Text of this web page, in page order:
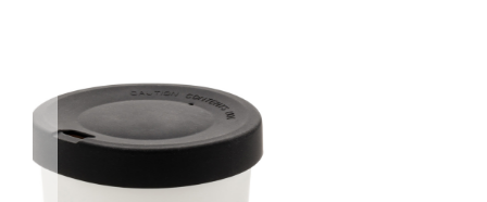
Escritura
Navidad 🎄 Invierno